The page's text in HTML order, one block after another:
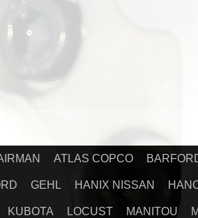
ATLAS COPCO
GEHL HANIX NISSAN
KUBOTA LOCUST MANITOU